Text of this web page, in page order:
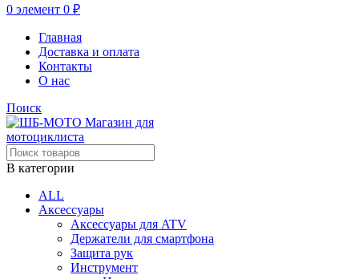
0 элемент 0 ₽
Главная
Доставка и оплата
Контакты
О нас
Поиск
В категории
ALL
Аксессуары
Аксессуары для ATV
Держатели для смартфона
Защита рук
Инструмент